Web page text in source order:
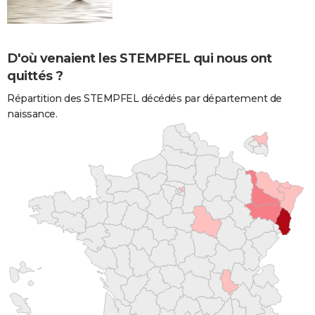
D'où venaient les STEMPFEL qui nous ont
quittés ?
Répartition des STEMPFEL décédés par département de
naissance.